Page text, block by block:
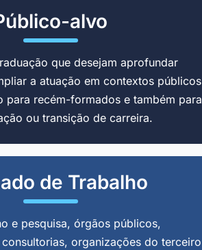
alvo
que desejam aprofundar
a atuação em contextos públicos
para recém-formados e também para
ou transição de carreira.
de Trabalho
e pesquisa, órgãos públicos,
organizações do terceiro